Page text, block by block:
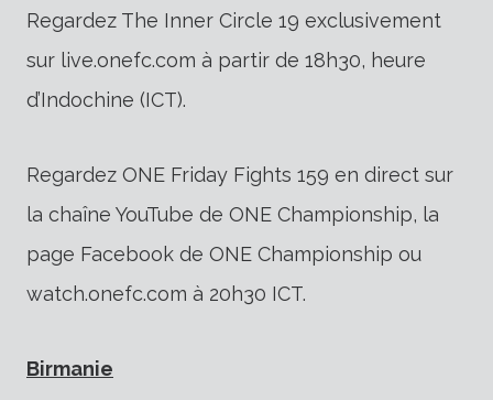
Regardez The Inner Circle 19 exclusivement
sur live.onefc.com à partir de 18h30, heure
d’Indochine (ICT).
Regardez ONE Friday Fights 159 en direct sur
la chaîne YouTube de ONE Championship, la
page Facebook de ONE Championship ou
watch.onefc.com à 20h30 ICT.
Birmanie